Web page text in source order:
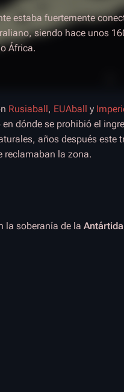
estaba fuertemente
siendo hace unos
África.
Rusiaball, EUAball y
dónde se prohibió el
años después este
reclamaban la zona.
la soberanía de la Antártida